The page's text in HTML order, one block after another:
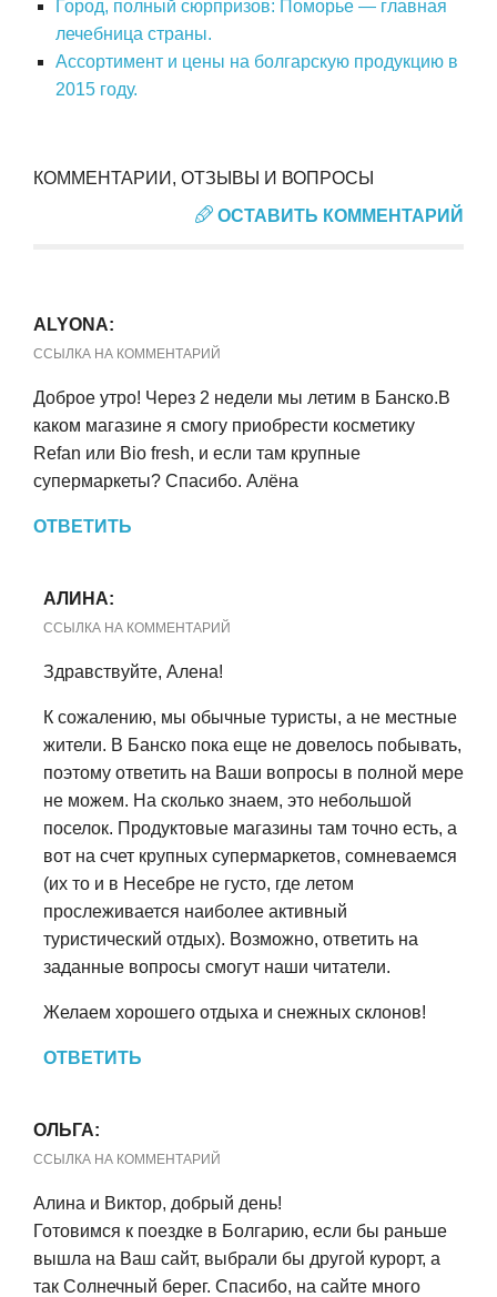
Город, полный сюрпризов: Поморье — главная
лечебница страны.
Ассортимент и цены на болгарскую продукцию в
2015 году.
КОММЕНТАРИИ, ОТЗЫВЫ И ВОПРОСЫ
ОСТАВИТЬ КОММЕНТАРИЙ
ALYONA:
ССЫЛКА НА КОММЕНТАРИЙ
Доброе утро! Через 2 недели мы летим в Банско.В
каком магазине я смогу приобрести косметику
Refan или Bio fresh, и если там крупные
супермаркеты? Спасибо. Алёна
ОТВЕТИТЬ
АЛИНА:
ССЫЛКА НА КОММЕНТАРИЙ
Здравствуйте, Алена!
К сожалению, мы обычные туристы, а не местные
жители. В Банско пока еще не довелось побывать,
поэтому ответить на Ваши вопросы в полной мере
не можем. На сколько знаем, это небольшой
поселок. Продуктовые магазины там точно есть, а
вот на счет крупных супермаркетов, сомневаемся
(их то и в Несебре не густо, где летом
прослеживается наиболее активный
туристический отдых). Возможно, ответить на
заданные вопросы смогут наши читатели.
Желаем хорошего отдыха и снежных склонов!
ОТВЕТИТЬ
ОЛЬГА:
ССЫЛКА НА КОММЕНТАРИЙ
Алина и Виктор, добрый день!
Готовимся к поездке в Болгарию, если бы раньше
вышла на Ваш сайт, выбрали бы другой курорт, а
так Солнечный берег. Спасибо, на сайте много